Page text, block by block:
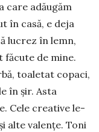
care adăugăm
în casă, e deja
lucrez în lemn,
făcute de mine.
toaletat copaci,
în șir. Asta
Cele creative le-
alte valențe. Toni